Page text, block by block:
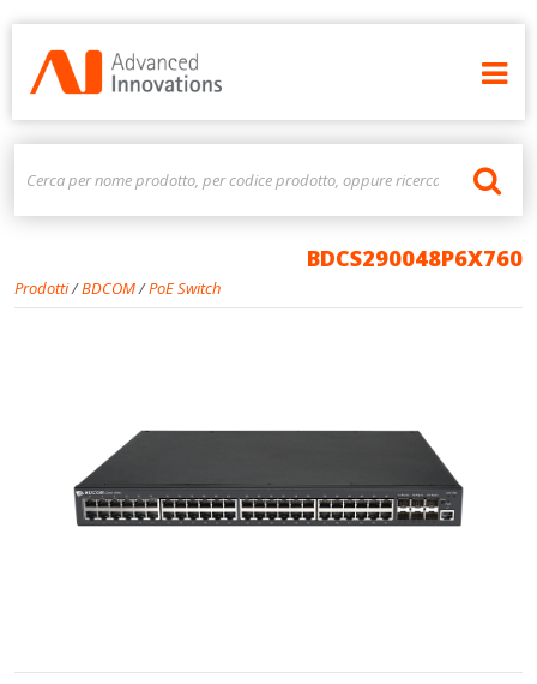
Prodotti/BDCOM/PoE Switch
BDCS290048P6X760